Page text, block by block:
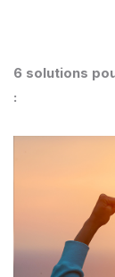
6 solutions
: